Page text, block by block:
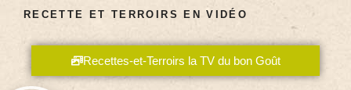
RECETTE ET TERROIRS EN VIDÉO
Recettes-et-Terroirs la TV du bon Goût